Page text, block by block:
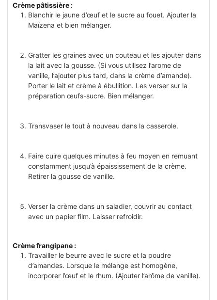
Crème pâtissière :
Blanchir le jaune d’œuf et le sucre au fouet. Ajouter la
Maïzena et bien mélanger.
Gratter les graines avec un couteau et les ajouter dans
la lait avec la gousse. (Si vous utilisez l’arome de
vanille, l’ajouter plus tard, dans la crème d’amande).
Porter le lait et crème à ébullition. Les verser sur la
préparation œufs-sucre. Bien mélanger.
Transvaser le tout à nouveau dans la casserole.
Faire cuire quelques minutes à feu moyen en remuant
constamment jusqu’à épaississement de la crème.
Retirer la gousse de vanille.
Verser la crème dans un saladier, couvrir au contact
avec un papier film. Laisser refroidir.
Crème frangipane :
Travailler le beurre avec le sucre et la poudre
d’amandes. Lorsque le mélange est homogène,
incorporer l’œuf et le rhum. (Ajouter l’arôme de vanille).